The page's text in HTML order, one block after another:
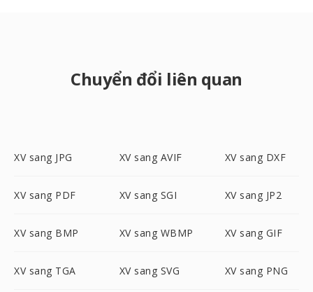
Chuyển đổi liên quan
XV sang JPG XV sang AVIF XV sang DXF
XV sang PDF XV sang SGI XV sang JP2
XV sang BMP XV sang WBMP XV sang GIF
XV sang TGA XV sang SVG XV sang PNG